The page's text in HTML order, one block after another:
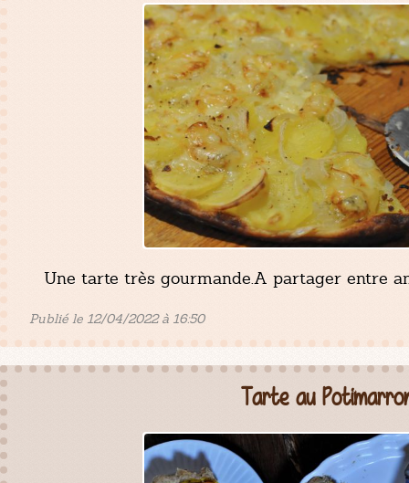
Une tarte très gourmande.A partager entre
Publié le 12/04/2022 à 16:50
Tarte au